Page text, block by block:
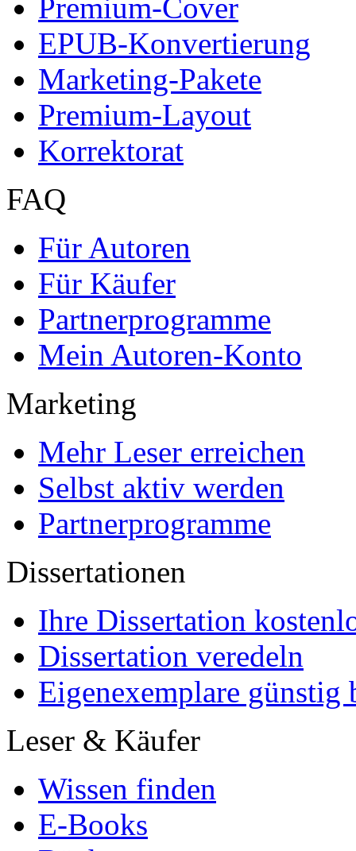
Vertriebskanäle
Premium Services
Autorenprofil
Textarten und Formate
Services für Verlage,
Premium Services
Premium-Cover
EPUB-Konvertierung
Marketing-Pakete
Premium-Layout
Korrektorat
FAQ
Für Autoren
Für Käufer
Partnerprogramme
Mein Autoren-Konto
Marketing
Mehr Leser erreichen
Selbst aktiv werden
Partnerprogramme
Dissertationen